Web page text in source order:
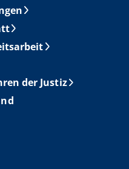
der Justiz